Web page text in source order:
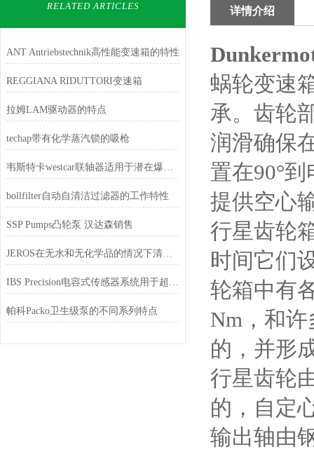
RELATED ARTICLES
ANT Antriebstechnik高性能变速箱的特性
REGGIANA RIDUTTORI变速箱
拉姆LAM驱动器的特点
techap带有化学蒸汽锁的吸枪
韦斯特卡westcar联轴器适用于潜在爆炸性环境
bollfilter自动自清洁过滤器的工作特性
SSP Pumps凸轮泵 汉达森销售
JEROS在无水和无化学品的情况下清洁托盘的特点
IBS Precision电容式传感器系统用于超高精度的距离
帕科Packo卫生级泵的不同系列特点
详情介绍
蜗轮变速
承。齿轮
润滑确保
置在90°
提供空心
行星齿轮
时间它们
轮箱中有
Nm，和
的，并形
行星齿轮
的，自定
输出轴由